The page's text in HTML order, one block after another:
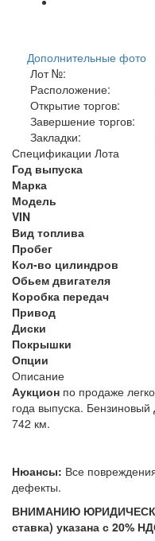
Дополнительные фото
Лот №:
Расположение:
Открытие торгов:
Завершение торгов:
Закладки:
Спецификации Лота
Год выпуска
Марка
Модель
VIN
Вид топлива
Пробег
Кол-во цилиндров
Обьем двигателя
Коробка передач
Привод
Диски
Покрышки
Опции
Описание
Аукцион по продаже
года выпуска.
742 км.
Нюансы: Все
дефекты.
ВНИМАНИЮ
ставка) указана с 20%